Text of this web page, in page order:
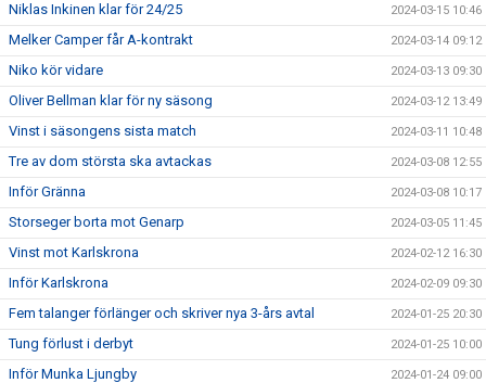
Niklas Inkinen klar för 24/25 2024-03-15 10:46
Melker Camper får A-kontrakt 2024-03-14 09:12
Niko kör vidare 2024-03-13 09:30
Oliver Bellman klar för ny säsong 2024-03-12 13:49
Vinst i säsongens sista match 2024-03-11 10:48
Tre av dom största ska avtackas 2024-03-08 12:55
Inför Gränna 2024-03-08 10:17
Storseger borta mot Genarp 2024-03-05 11:45
Vinst mot Karlskrona 2024-02-12 16:30
Inför Karlskrona 2024-02-09 09:30
Fem talanger förlänger och skriver nya 3-års avtal 2024-01-25 20:30
Tung förlust i derbyt 2024-01-25 10:00
Inför Munka Ljungby 2024-01-24 09:00